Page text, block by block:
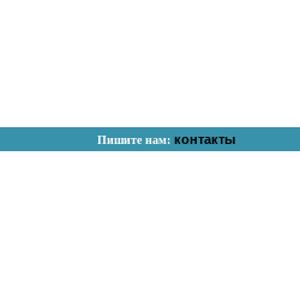
Пишите нам: контакты